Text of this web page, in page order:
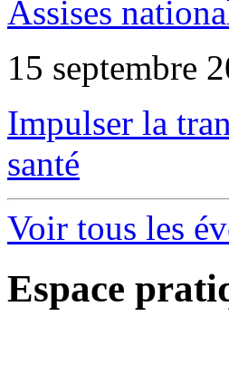
Assises
15 septembre
Impulser la
santé
Voir tous les
Espace